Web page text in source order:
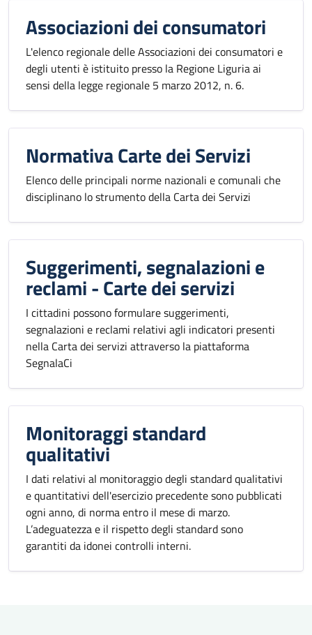
Associazioni dei consumatori
L'elenco regionale delle Associazioni dei consumatori e
degli utenti è istituito presso la Regione Liguria ai
sensi della legge regionale 5 marzo 2012, n. 6.
Normativa Carte dei Servizi
Elenco delle principali norme nazionali e comunali che
disciplinano lo strumento della Carta dei Servizi
Suggerimenti, segnalazioni e
reclami - Carte dei servizi
I cittadini possono formulare suggerimenti,
segnalazioni e reclami relativi agli indicatori presenti
nella Carta dei servizi attraverso la piattaforma
SegnalaCi
Monitoraggi standard
qualitativi
I dati relativi al monitoraggio degli standard qualitativi
e quantitativi dell'esercizio precedente sono pubblicati
ogni anno, di norma entro il mese di marzo.
L’adeguatezza e il rispetto degli standard sono
garantiti da idonei controlli interni.